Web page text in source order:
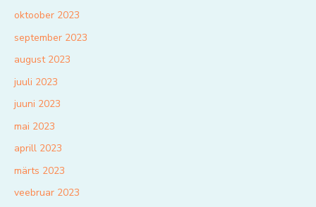
oktoober 2023
september 2023
august 2023
juuli 2023
juuni 2023
mai 2023
aprill 2023
märts 2023
veebruar 2023